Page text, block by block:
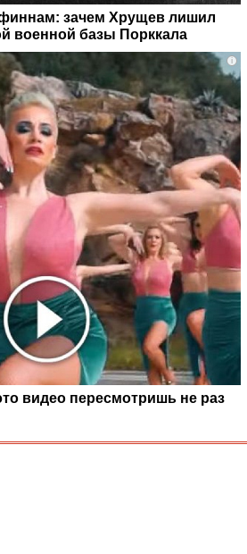
зачем Хрущев лишил
военной базы Порккала
i
видео пересмотришь не раз